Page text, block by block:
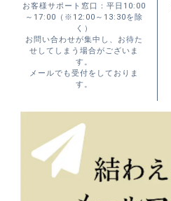
お客様サポート窓口：平日10:00
～17:00（※12:00～13:30を除
く）
お問い合わせが集中し、お待た
せしてしまう場合がございま
す。
メールでも受付をしておりま
す。